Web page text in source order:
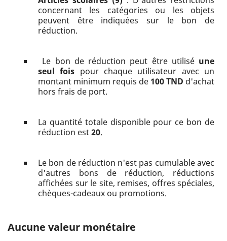
concernant les catégories ou les objets
peuvent être indiquées sur le bon de
réduction.
Le bon de réduction peut être utilisé une
seul fois pour chaque utilisateur avec un
montant minimum requis de 100 TND d'achat
hors frais de port.
La quantité totale disponible pour ce bon de
réduction est20.
Le bon de réduction n'est pas cumulable avec
d'autres bons de réduction, réductions
affichées sur le site, remises, offres spéciales,
chèques-cadeaux ou promotions.
Aucune valeur monétaire